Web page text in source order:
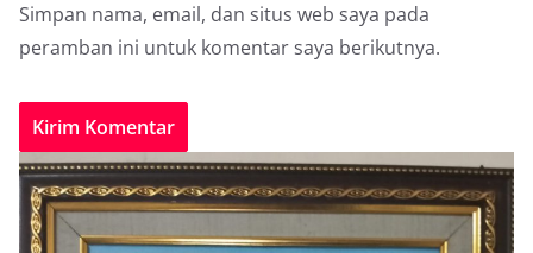
Simpan nama, email, dan situs web saya pada
peramban ini untuk komentar saya berikutnya.